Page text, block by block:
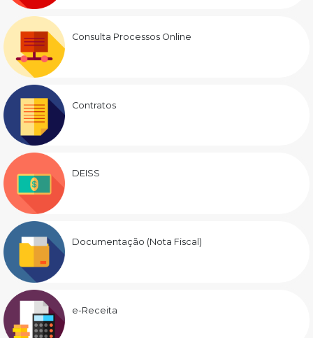
Consulta Processos Online
Contratos
DEISS
Documentação (Nota Fiscal)
e-Receita